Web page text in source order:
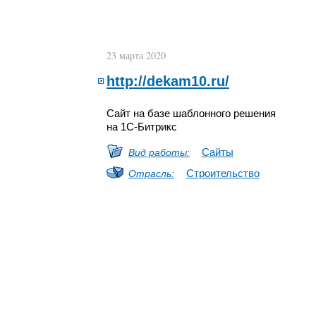
23 марта 2020
http://dekam10.ru/
Сайт на базе шаблонного решения
на 1С-Битрикс
Вид работы: Сайты
Отрасль: Строительство